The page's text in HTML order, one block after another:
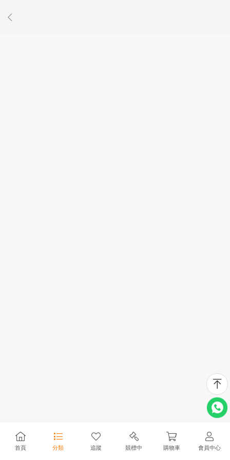
首頁 分類 追蹤 競標中 購物車 會員中心